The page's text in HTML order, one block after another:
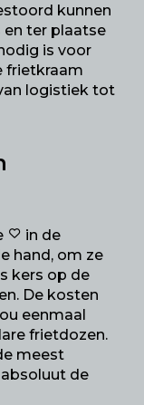
kunnen
en ter plaatse
is voor
frietkraam
logistiek tot
in de
hand, om ze
kers op de
De kosten
eenmaal
frietdozen.
meest
de